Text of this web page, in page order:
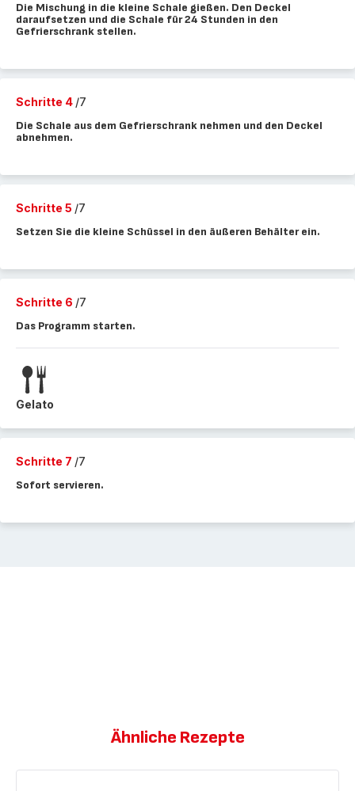
Die Mischung in die kleine Schale gießen. Den Deckel
daraufsetzen und die Schale für 24 Stunden in den
Gefrierschrank stellen.
Schritte 4 /7
Die Schale aus dem Gefrierschrank nehmen und den Deckel
abnehmen.
Schritte 5 /7
Setzen Sie die kleine Schüssel in den äußeren Behälter ein.
Schritte 6 /7
Das Programm starten.
Gelato
Schritte 7 /7
Sofort servieren.
Ähnliche Rezepte